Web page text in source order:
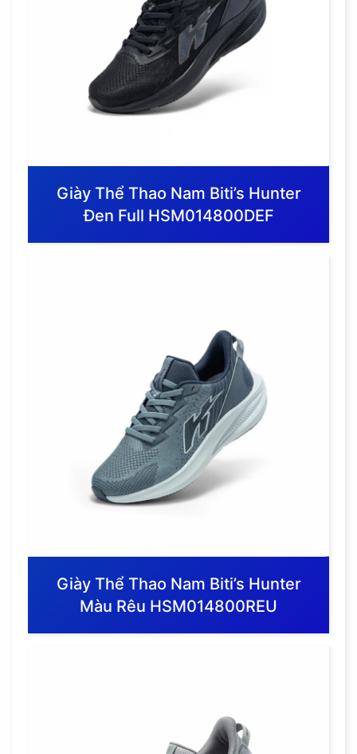
Giày Thể Thao Nam Biti’s Hunter
Đen Full HSM014800DEF
Giày Thể Thao Nam Biti’s Hunter
Màu Rêu HSM014800REU